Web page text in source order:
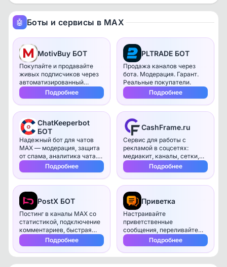
🤖 Боты и сервисы в MAX
MotivBuy БОТ
Покупайте и продавайте
живых подписчиков через
автоматизированный
сервис MotivBuy в МАКС.
Подробнее
PLTRADE БОТ
Продажа каналов через
бота. Модерация. Гарант.
Реальные покупатели.
Подробнее
ChatKeeperbot
БОТ
Надежный бот для чатов
MAX — модерация, защита
от спама, аналитика чата.
Нам доверяют тысячи
админов.
Подробнее
CashFrame.ru
Сервис для работы с
рекламой в соцсетях:
медиакит, каналы, сетки,
посты и деньги в одном
интерфейсе.
Подробнее
PostX БОТ
Постинг в каналы MAX со
статистикой, подключение
комментариев, быстрая
пересылка постов из
Telegram в MAX
Подробнее
Приветка
Настраивайте
приветственные
сообщения, переливайте
аудиторию в другие
проекты, копите базу
подписчиков
Подробнее